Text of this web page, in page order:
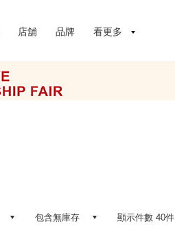
店舖 品牌 看更多
包含無庫存 顯示件數 40件